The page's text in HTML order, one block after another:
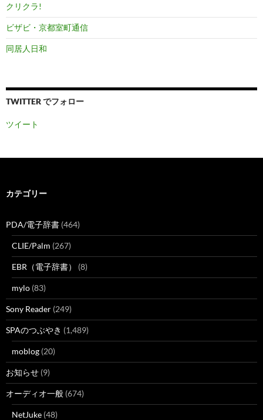
クリクラ!
ビザビ・京都室町通信
同居人日和
TWITTER でフォロー
ツイート
カテゴリー
PDA/電子辞書 (464)
CLIE/Palm (267)
EBR（電子辞書） (8)
mylo (83)
Sony Reader (249)
SPAのつぶやき (1,489)
moblog (20)
お知らせ (9)
オーディオ一般 (674)
NetJuke (48)